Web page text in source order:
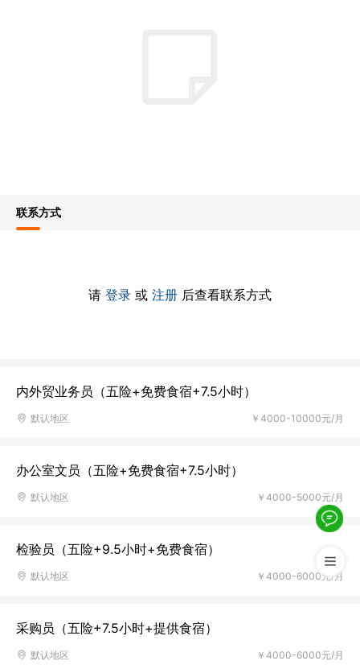
联系方式
请 登录 或 注册 后查看联系方式
内外贸业务员（五险+免费食宿+7.5小时）
￥4000-10000元/月
默认地区
办公室文员（五险+免费食宿+7.5小时）
￥4000-5000元/月
默认地区
检验员（五险+9.5小时+免费食宿）
￥4000-6000元/月
默认地区
采购员（五险+7.5小时+提供食宿）
￥4000-6000元/月
默认地区